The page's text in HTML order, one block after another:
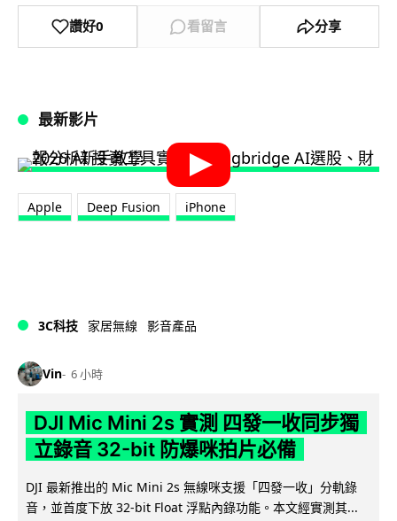
讚好0 看留言 分享
最新影片
Apple Deep Fusion iPhone
3C科技 家居無線 影音產品
Vin 6 小時
DJI Mic Mini 2s 實測 四發一收同步獨
立錄音 32-bit 防爆咪拍片必備
DJI 最新推出的 Mic Mini 2s 無線咪支援「四發一收」分軌錄
音，並首度下放 32-bit Float 浮點內錄功能。本文經實測其...